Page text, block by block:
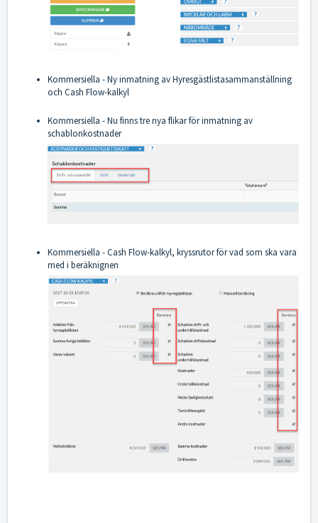
Kommersiella - Ny inmatning av Hyresgästlistasammanställning
och Cash Flow-kalkyl
Kommersiella - Nu finns tre nya flikar för inmatning av
schablonkostnader
Kommersiella - Cash Flow-kalkyl, kryssrutor för vad som ska vara
med i beräknignen